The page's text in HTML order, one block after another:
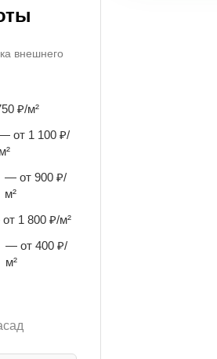
внешнего
₽/м²
от 1 100 ₽/
м²
— от 900 ₽/
м²
1 800 ₽/м²
— от 400 ₽/
м²